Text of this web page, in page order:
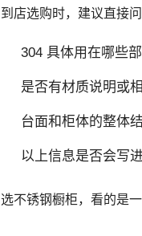
到店选购时，建议直接
304 具体用在哪些
是否有材质说明或
台面和柜体的整体
以上信息是否会写
选不锈钢橱柜，看的是